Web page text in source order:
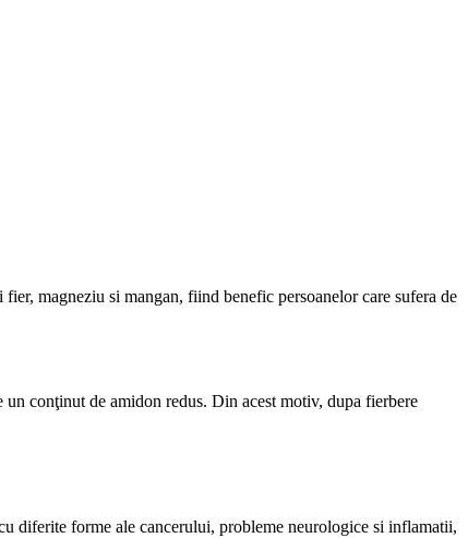
magneziu si mangan, fiind benefic persoanelor care sufera de
un conţinut de amidon redus. Din acest motiv, dupa fierbere
diferite forme ale cancerului, probleme neurologice si inflamatii,